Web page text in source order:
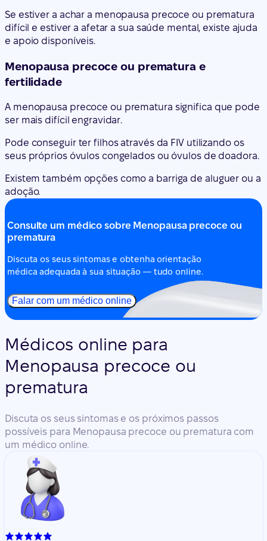
Se estiver a achar a menopausa precoce ou prematura
difícil e estiver a afetar a sua saúde mental, existe ajuda
e apoio disponíveis.
Menopausa precoce ou prematura e
fertilidade
A menopausa precoce ou prematura significa que pode
ser mais difícil engravidar.
Pode conseguir ter filhos através da FIV utilizando os
seus próprios óvulos congelados ou óvulos de doadora.
Existem também opções como a barriga de aluguer ou a
adoção.
Consulte um médico sobre Menopausa precoce ou
prematura
Discuta os seus sintomas e obtenha orientação
médica adequada à sua situação — tudo online.
Falar com um médico online
Médicos online para
Menopausa precoce ou
prematura
Discuta os seus sintomas e os próximos passos
possíveis para Menopausa precoce ou prematura com
um médico online.